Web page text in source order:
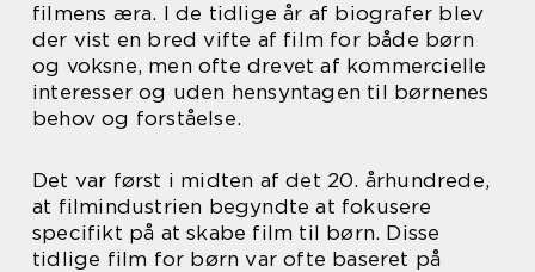
filmens æra. I de tidlige år af biografer blev
der vist en bred vifte af film for både børn
og voksne, men ofte drevet af kommercielle
interesser og uden hensyntagen til børnenes
behov og forståelse.
Det var først i midten af det 20. århundrede,
at filmindustrien begyndte at fokusere
specifikt på at skabe film til børn. Disse
tidlige film for børn var ofte baseret på